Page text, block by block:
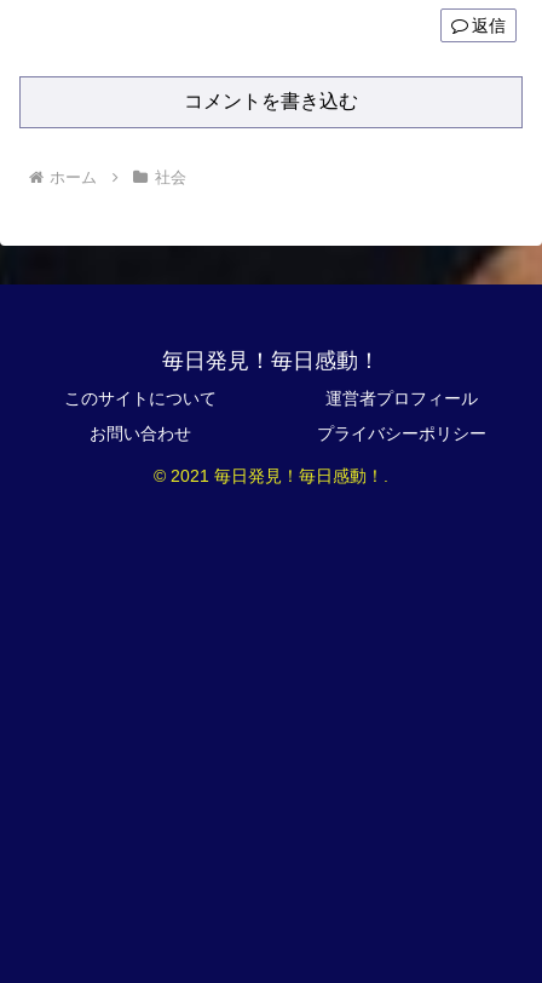
返信
コメントを書き込む
ホーム 社会
毎日発見！毎日感動！
このサイトについて
運営者プロフィール
お問い合わせ
プライバシーポリシー
© 2021 毎日発見！毎日感動！.